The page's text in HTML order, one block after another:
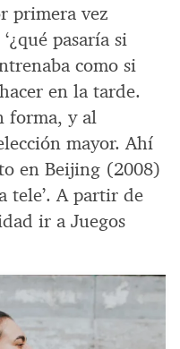
primera vez
pasaría si
como si
en la tarde.
forma, y al
mayor. Ahí
en Beijing (2008)
tele’. A partir de
ir a Juegos